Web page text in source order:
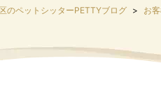
のペットシッターPETTYブログ お